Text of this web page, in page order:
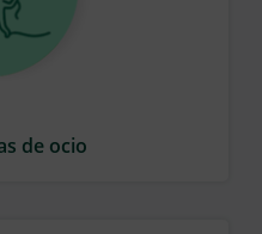
de ocio